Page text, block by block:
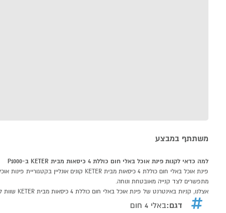
משתתף במבצע
למה כדאי לקנות פינת אוכל באלי חום כוללת 4 כיסאות מבית KETER ב-P1000
מתפשרים לצד קנייה מאובטחת ונוחה.
אצלנו, קניות באינטרנט של פינת אוכל באלי חום כוללת 4 כיסאות מבית KETER שוות לך פי אלף!
דגם:באלי 4 חום